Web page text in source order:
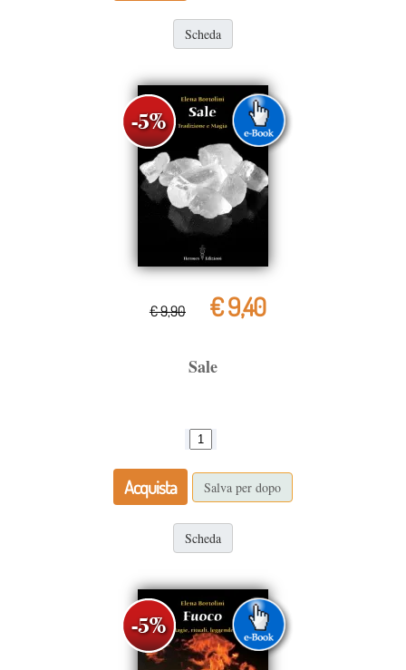
Scheda
€ 9,90 € 9,40
Sale
Acquista Salva per dopo
Scheda